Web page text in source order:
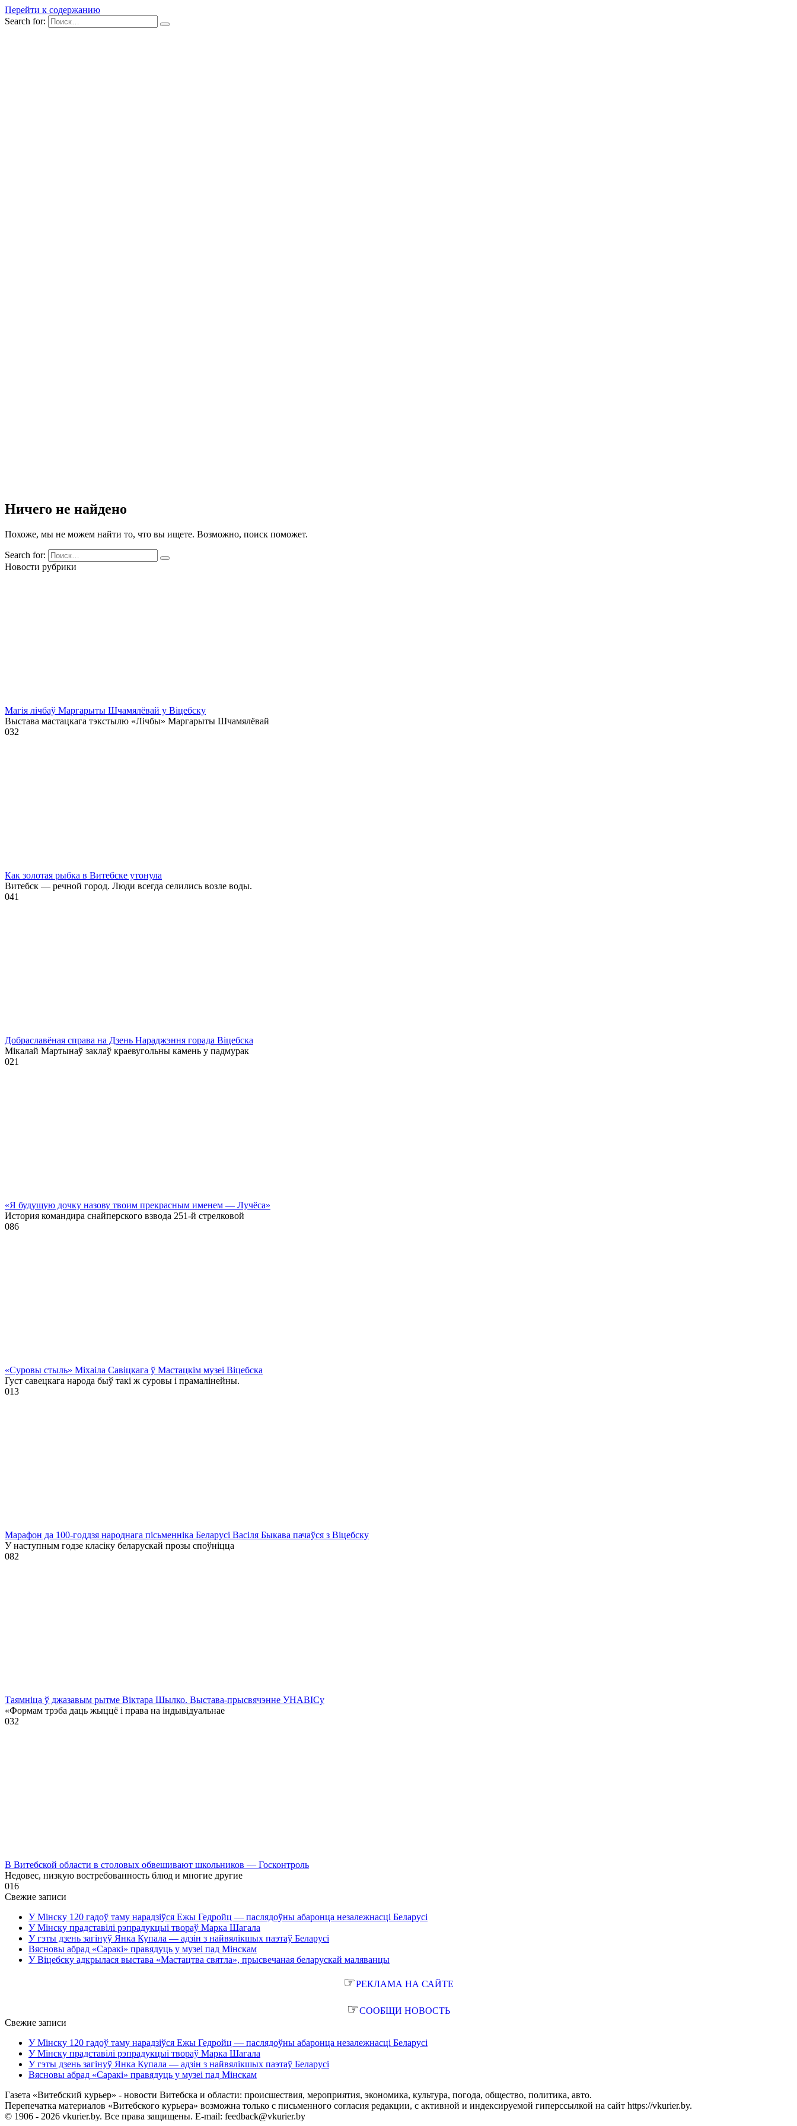
Перейти к содержанию
Search for:
Ничего не найдено
Похоже, мы не можем найти то, что вы ищете. Возможно, поиск поможет.
Search for:
Новости рубрики
Магія лічбаў Маргарыты Шчамялёвай у Віцебску
Выстава мастацкага тэкстылю «Лічбы» Маргарыты Шчамялёвай
032
Как золотая рыбка в Витебске утонула
Витебск — речной город. Люди всегда селились возле воды.
041
Добраславёная справа на Дзень Нараджэння горада Віцебска
Мікалай Мартынаў заклаў краевугольны камень у падмурак
021
«Я будущую дочку назову твоим прекрасным именем — Лучёса»
История командира снайперского взвода 251-й стрелковой
086
«Суровы стыль» Міхаіла Савіцкага ў Мастацкім музеі Віцебска
Густ савецкага народа быў такі ж суровы і прамалінейны.
013
Марафон да 100-годдзя народнага пісьменніка Беларусі Васіля Быкава пачаўся з Віцебску
У наступным годзе класіку беларускай прозы споўніцца
082
Таямніца ў джазавым рытме Віктара Шылко. Выстава-прысвячэнне УНАВІСу
«Формам трэба даць жыццё і права на індывідуальнае
032
В Витебской области в столовых обвешивают школьников — Госконтроль
Недовес, низкую востребованность блюд и многие другие
016
Свежие записи
У Мінску 120 гадоў таму нарадзіўся Ежы Гедройц — паслядоўны абаронца незалежнасці Беларусі
У Мінску прадставілі рэпрадукцыі твораў Марка Шагала
У гэты дзень загінуў Янка Купала — адзін з найвялікшых паэтаў Беларусі
Вясновы абрад «Саракі» правядуць у музеі пад Мінскам
У Віцебску адкрылася выстава «Мастацтва святла», прысвечаная беларускай маляванцы
☞РЕКЛАМА НА САЙТЕ
☞СООБЩИ НОВОСТЬ
Свежие записи
У Мінску 120 гадоў таму нарадзіўся Ежы Гедройц — паслядоўны абаронца незалежнасці Беларусі
У Мінску прадставілі рэпрадукцыі твораў Марка Шагала
У гэты дзень загінуў Янка Купала — адзін з найвялікшых паэтаў Беларусі
Вясновы абрад «Саракі» правядуць у музеі пад Мінскам
Газета «Витебский курьер» - новости Витебска и области: происшествия, мероприятия, экономика, культура, погода, общество, политика, авто.
Перепечатка материалов «Витебского курьера» возможна только с письменного согласия редакции, с активной и индексируемой гиперссылкой на сайт https://vkurier.by.
© 1906 - 2026 vkurier.by. Все права защищены. E-mail: feedback@vkurier.by